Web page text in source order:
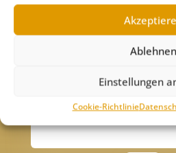
Ablehnen
Einstellungen
Cookie-Richtlinie